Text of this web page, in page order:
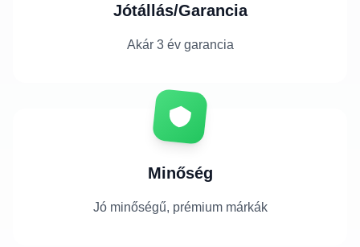
Jótállás/Garancia
Akár 3 év garancia
Minőség
Jó minőségű, prémium márkák